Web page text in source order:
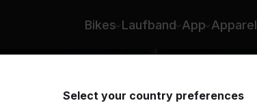
Bikes Laufband App Apparel
Select your country preferences